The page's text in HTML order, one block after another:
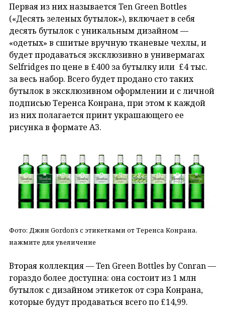
Первая из них называется Ten Green Bottles
(«Десять зеленых бутылок»), включает в себя
десять бутылок с уникальным дизайном —
«одетых» в сшитые вручную тканевые чехлы, и
будет продаваться эксклюзивно в универмагах
Selfridges по цене в £400 за бутылку или £4 тыс.
за весь набор. Всего будет продано сто таких
бутылок в эксклюзивном оформлении и с личной
подписью Теренса Конрана, при этом к каждой
из них полагается принт украшающего ее
рисунка в формате А3.
Фото: Джин Gordon’s с этикетками от Теренса Конрана,
нажмите для увеличение
Вторая коллекция — Ten Green Bottles by Conran —
гораздо более доступна: она состоит из 1 млн
бутылок с дизайном этикеток от сэра Конрана,
которые будут продаваться всего по £14,99.